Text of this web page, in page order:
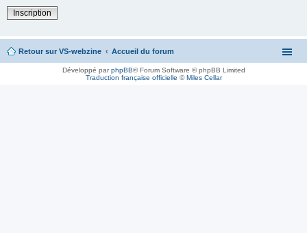
Inscription
Retour sur VS-webzine Accueil du forum
Développé parphpBB® Forum Software © phpBB Limited
Traduction française officielle ©Miles Cellar